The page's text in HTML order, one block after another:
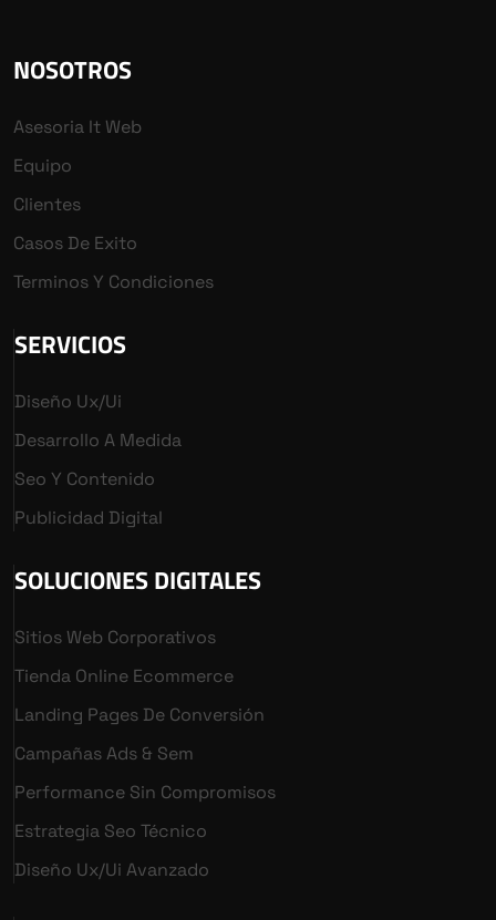
NOSOTROS
Asesoria It Web
Equipo
Clientes
Casos De Exito
Terminos Y Condiciones
SERVICIOS
Diseño Ux/ui
Desarrollo A Medida
Seo Y Contenido
Publicidad Digital
SOLUCIONES DIGITALES
Sitios Web Corporativos
Tienda Online Ecommerce
Landing Pages De Conversión
Campañas Ads & Sem
Performance Sin Compromisos
Estrategia Seo Técnico
Diseño Ux/ui Avanzado